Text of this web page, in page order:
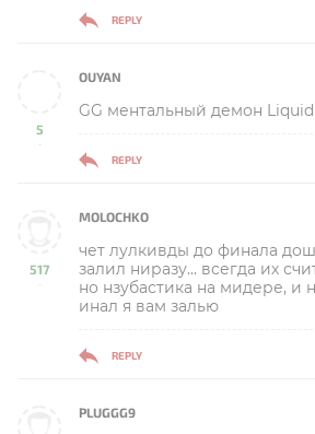
REPLY
5
-
OUYAN
GG ментальный демон Liquid
REPLY
517
-
MOLOCHKO
чет лулкивды до финала
залил ниразу... всегда их
но нзубастика на мидере, и
инал я вам залью
REPLY
PLUGGG9